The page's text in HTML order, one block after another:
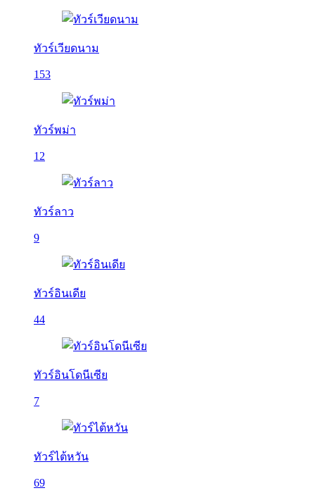
ทัวร์เวียดนาม
153
ทัวร์พม่า
12
ทัวร์ลาว
9
ทัวร์อินเดีย
44
ทัวร์อินโดนีเซีย
7
ทัวร์ไต้หวัน
69